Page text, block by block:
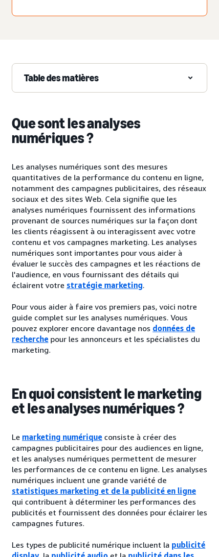
Table des matières
Que sont les analyses
numériques ?
Les analyses numériques sont des mesures
quantitatives de la performance du contenu en ligne,
notamment des campagnes publicitaires, des réseaux
sociaux et des sites Web. Cela signifie que les
analyses numériques fournissent des informations
provenant de sources numériques sur la façon dont
les clients réagissent à ou interagissent avec votre
contenu et vos campagnes marketing. Les analyses
numériques sont importantes pour vous aider à
évaluer le succès des campagnes et les réactions de
l'audience, en vous fournissant des détails qui
éclairent votre stratégie marketing.
Pour vous aider à faire vos premiers pas, voici notre
guide complet sur les analyses numériques. Vous
pouvez explorer encore davantage nos données de
recherche pour les annonceurs et les spécialistes du
marketing.
En quoi consistent le marketing
et les analyses numériques ?
Le marketing numérique consiste à créer des
campagnes publicitaires pour des audiences en ligne,
et les analyses numériques permettent de mesurer
les performances de ce contenu en ligne. Les analyses
numériques incluent une grande variété de
statistiques marketing et de la publicité en ligne
qui contribuent à déterminer les performances des
publicités et fournissent des données pour éclairer les
campagnes futures.
Les types de publicité numérique incluent la publicité